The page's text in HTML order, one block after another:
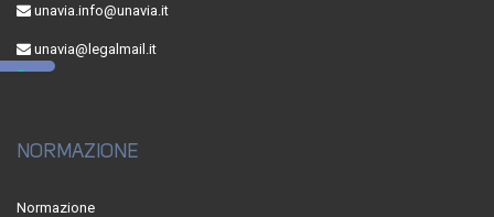
unavia.info@unavia.it
unavia@legalmail.it
NORMAZIONE
Normazione